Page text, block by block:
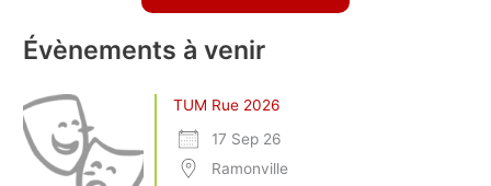
Évènements à venir
TUM Rue 2026
17 Sep 26
Ramonville